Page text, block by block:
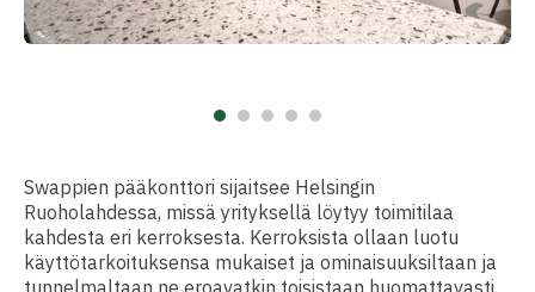
Swappien pääkonttori sijaitsee Helsingin
Ruoholahdessa, missä yrityksellä löytyy toimitilaa
kahdesta eri kerroksesta. Kerroksista ollaan luotu
käyttötarkoituksensa mukaiset ja ominaisuuksiltaan ja
tunnelmaltaan ne eroavatkin toisistaan huomattavasti.